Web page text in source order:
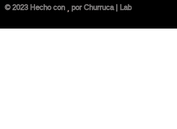
© 2023 Hecho con por Churruca | Lab